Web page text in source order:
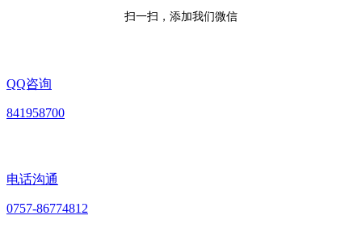
扫一扫，添加我们微信
QQ咨询
841958700
电话沟通
0757-86774812